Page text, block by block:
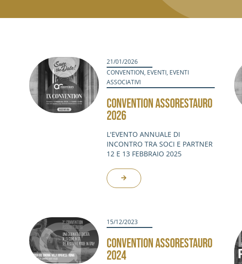
21/01/2026
CONVENTION, EVENTI, EVENTI
ASSOCIATIVI
CONVENTION ASSORESTAURO
2026
L'EVENTO ANNUALE DI
INCONTRO TRA SOCI E PARTNER
12 E 13 FEBBRAIO 2025
15/12/2023
CONVENTION ASSORESTAURO
2024